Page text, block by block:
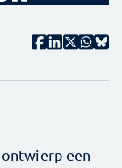
een